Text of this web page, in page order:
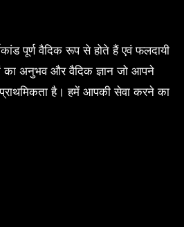
पूर्ण वैदिक रूप से होते हैं एवं फलदायी
का अनुभव और वैदिक ज्ञान जो आपने
है। हमें आपकी सेवा करने का